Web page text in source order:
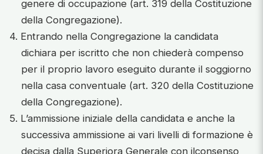
genere di occupazione (art. 319 della Costituzione
della Congregazione).
4. Entrando nella Congregazione la candidata
dichiara per iscritto che non chiederà compenso
per il proprio lavoro eseguito durante il soggiorno
nella casa conventuale (art. 320 della Costituzione
della Congregazione).
5. L’ammissione iniziale della candidata e anche la
successiva ammissione ai vari livelli di formazione è
decisa dalla Superiora Generale con ilconsenso